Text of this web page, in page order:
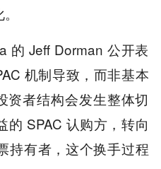
的 Jeff Dorman 公开表
机制导致，而非基本
资者结构会发生整体切
的 SPAC 认购方，转向
持有者，这个换手过程